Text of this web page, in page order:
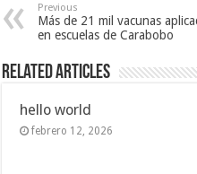
Previous
Más de 21 mil vacunas
en escuelas de Carabobo
Related Articles
hello world
febrero 12, 2026